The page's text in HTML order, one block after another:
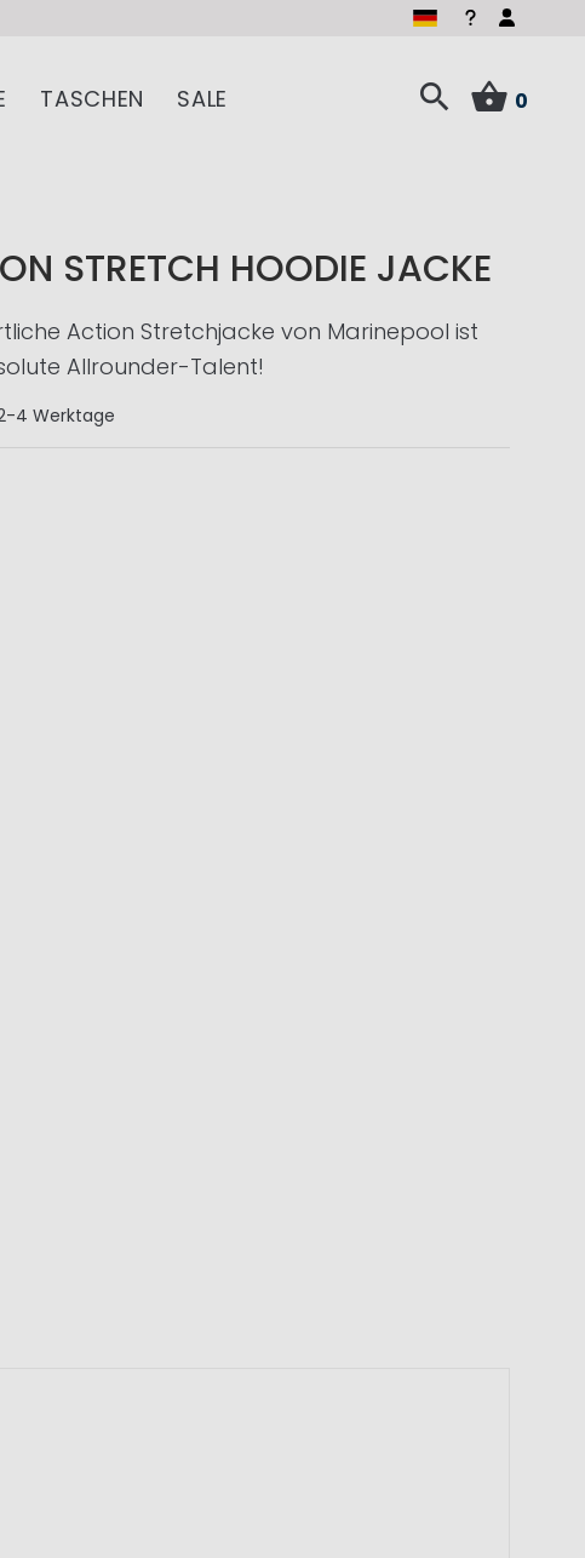
TASCHEN SALE 0
STRETCH HOODIE JACKE
Action Stretchjacke von Marinepool ist
Allrounder-Talent!
4 Werktage